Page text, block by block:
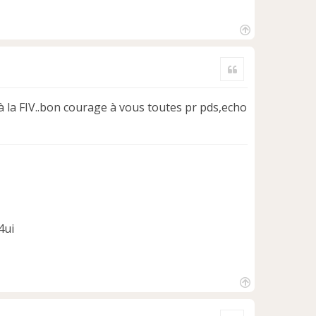
FIV..bon courage à vous toutes pr pds,echo